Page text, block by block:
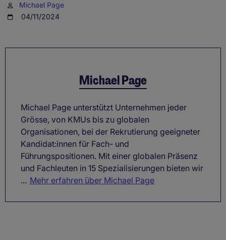
Michael Page
04/11/2024
Michael Page
Michael Page unterstützt Unternehmen jeder
Grösse, von KMUs bis zu globalen
Organisationen, bei der Rekrutierung geeigneter
Kandidat:innen für Fach- und
Führungspositionen. Mit einer globalen Präsenz
und Fachleuten in 15 Spezialisierungen bieten wir
... Mehr erfahren über Michael Page